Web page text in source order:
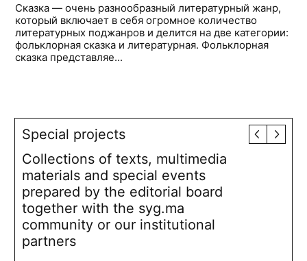
Сказка — очень разнообразный литературный жанр,
который включает в себя огромное количество
литературных поджанров и делится на две категории:
фольклорная сказка и литературная. Фольклорная
сказка представляе...
Special projects
Collections of texts, multimedia
materials and special events
prepared by the editorial board
together with the syg.ma
community or our institutional
partners